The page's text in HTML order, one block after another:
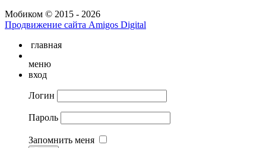
Мобиком © 2015 - 2026
Продвижение сайта Amigos Digital
главная
меню
вход
Логин
Пароль
Запомнить меня